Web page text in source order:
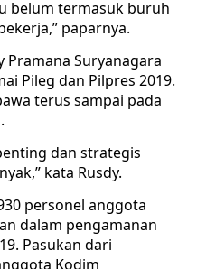
belum termasuk buruh
paparnya.
Pramana Suryanagara
Pileg dan Pilpres 2019.
terus sampai pada
dan strategis
kata Rusdy.
personel anggota
dalam pengamanan
Pasukan dari
Kodim